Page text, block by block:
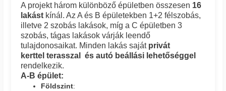
A projekt három különböző épületben összesen 16
lakást kínál. Az A és B épületekben 1+2 félszobás,
illetve 2 szobás lakások, míg a C épületben 3
szobás, tágas lakások várják leendő
tulajdonosaikat. Minden lakás saját privát
kerttel terasszal és autó beállási lehetőséggel
rendelkezik.
A-B épület:
Földszint: